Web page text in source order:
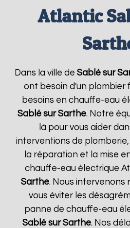
Atlantic
Dans la ville deSablé sur
ont besoin d'un plombier
besoins en chauffe-eau
Sablé sur Sarthe. Notre
là pour vous aider
interventions de
la réparation et la mise
chauffe-eau électrique
Sarthe. Nous intervenons
vous éviter les
panne de chauffe-eau
Sablé sur Sarthe. Nos